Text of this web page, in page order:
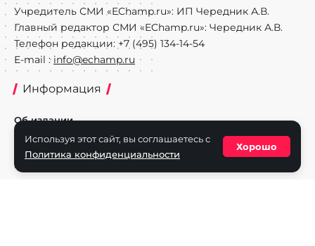
Учредитель СМИ «EChamp.ru»: ИП Чередник А.В.
Главный редактор СМИ «EChamp.ru»: Чередник А.В.
Телефон редакции: +7 (495) 134-14-54
E-mail : info@echamp.ru
Информация
Об издании
Реклама на портале
Политика конфиденциальности
Используя этот сайт, вы соглашаетесь с
Политика конфиденциальности
Хорошо